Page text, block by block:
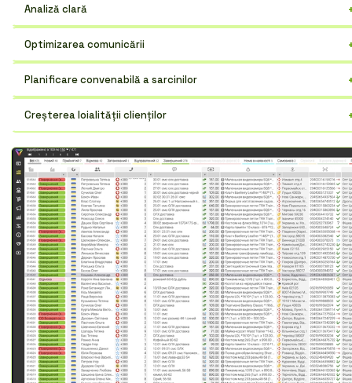
Analiză clară
Optimizarea comunicării
singur loc.
Planificare convenabilă a sarcinilor
Creșterea loialității clienților